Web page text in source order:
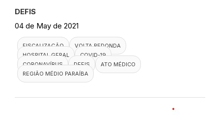
DEFIS
04 de May de 2021
FISCALIZAÇÃO
VOLTA REDONDA
HOSPITAL GERAL
COVID-19
CORONAVÍRUS
DEFIS
ATO MÉDICO
REGIÃO MÉDIO PARAÍBA